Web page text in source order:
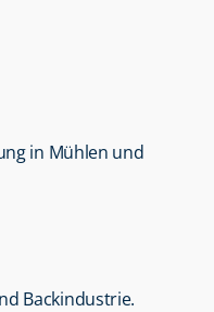
in Mühlen und
Backindustrie.